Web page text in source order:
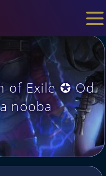
of Exile ✪ Od
nooba